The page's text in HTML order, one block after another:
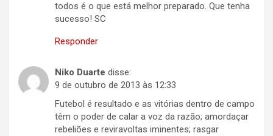
todos é o que está melhor preparado. Que tenha
sucesso! SC
Responder
Niko Duarte disse:
9 de outubro de 2013 às 12:33
Futebol é resultado e as vitórias dentro de campo
têm o poder de calar a voz da razão; amordaçar
rebeliões e reviravoltas iminentes; rasgar